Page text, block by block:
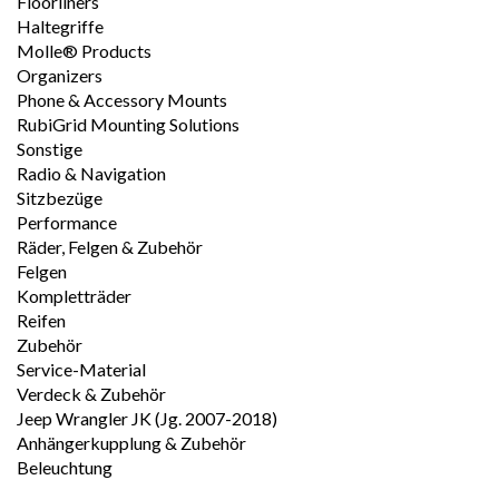
Haltegriffe
Molle® Products
Organizers
Phone & Accessory Mounts
RubiGrid Mounting Solutions
Sonstige
Radio & Navigation
Sitzbezüge
Performance
Räder, Felgen & Zubehör
Felgen
Kompletträder
Reifen
Zubehör
Service-Material
Verdeck & Zubehör
Jeep Wrangler JK (Jg. 2007-2018)
Anhängerkupplung & Zubehör
Beleuchtung